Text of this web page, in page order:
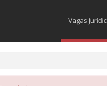
Vagas